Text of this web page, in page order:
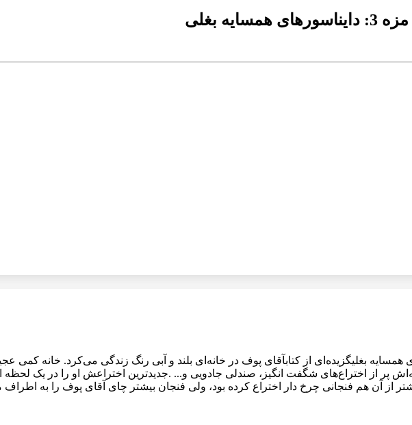
بغلی
مزه 3: دایناسورهای همسایه بغلیگزیده‌ای از کتابآقای پوف در خانه‌ای بلند و آبی رنگ زندگی می‌کرد.
پر از اختراع‌های شگفت انگیز، صندلی جادویی و... .جدیدترین اختراعش او را در یک لحظه
از آن هم فنجانی چرخ دار اختراع کرده بود، ولی فنجان بیشتر چای آقای پوف را به